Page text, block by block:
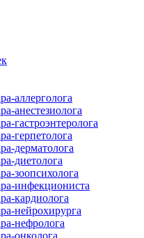
аллерголога
анестезиолога
гастроэнтеролога
герпетолога
дерматолога
диетолога
зоопсихолога
инфекциониста
кардиолога
нейрохирурга
нефролога